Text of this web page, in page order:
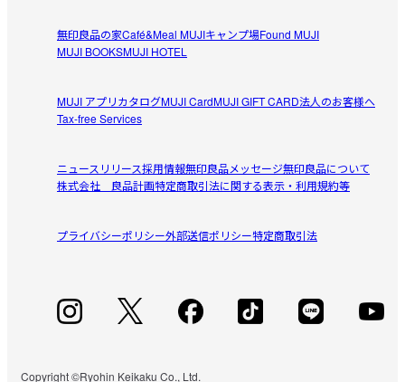
無印良品の家Café&Meal MUJIキャンプ場Found MUJI
MUJI BOOKSMUJI HOTEL
MUJI アプリカタログMUJI CardMUJI GIFT CARD法人のお客様へ
Tax-free Services
ニュースリリース採用情報無印良品メッセージ無印良品について
株式会社 良品計画特定商取引法に関する表示・利用規約等
プライバシーポリシー外部送信ポリシー特定商取引法
Copyright ©Ryohin Keikaku Co., Ltd.